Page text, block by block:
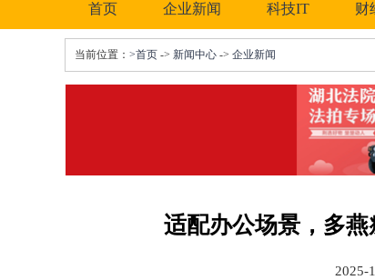
首页 企业新闻 科技IT 财
当前位置： >首页 -> 新闻中心 -> 企业新闻
适配办公场景，多燕
2025-